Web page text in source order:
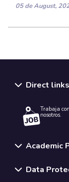
05 de August,
Direct links
Trabaja con
nosotros.
Academic
Data